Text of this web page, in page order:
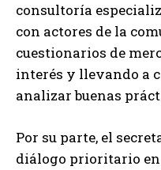
consultoría
con actores de la
cuestionarios de
interés y llevando a
analizar buenas
Por su parte, el
diálogo prioritario